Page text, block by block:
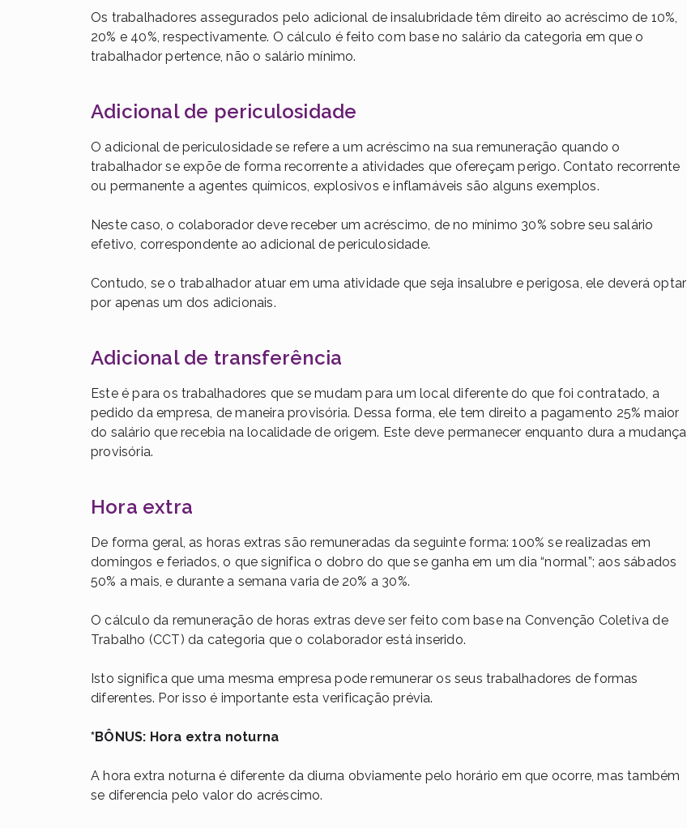
Os trabalhadores assegurados pelo adicional de insalubridade têm direito ao acréscimo de 10%,
20% e 40%, respectivamente. O cálculo é feito com base no salário da categoria em que o
trabalhador pertence, não o salário mínimo.
Adicional de periculosidade
O adicional de periculosidade se refere a um acréscimo na sua remuneração quando o
trabalhador se expõe de forma recorrente a atividades que ofereçam perigo. Contato recorrente
ou permanente a agentes químicos, explosivos e inflamáveis são alguns exemplos.
Neste caso, o colaborador deve receber um acréscimo, de no mínimo 30% sobre seu salário
efetivo, correspondente ao adicional de periculosidade.
Contudo, se o trabalhador atuar em uma atividade que seja insalubre e perigosa, ele deverá optar
por apenas um dos adicionais.
Adicional de transferência
Este é para os trabalhadores que se mudam para um local diferente do que foi contratado, a
pedido da empresa , de maneira provisória. Dessa forma, ele tem direito a pagamento 25% maior
do salário que recebia na localidade de origem. Este deve permanecer enquanto dura a mudança
provisória.
Hora extra
De forma geral, as horas extras são remuneradas da seguinte forma: 100% se realizadas em
domingos e feriados, o que significa o dobro do que se ganha em um dia “normal”; aos sábados
50% a mais, e durante a semana varia de 20% a 30%.
O cálculo da remuneração de horas extras deve ser feito com base na Convenção Coletiva de
Trabalho (CCT) da categoria que o colaborador está inserido.
Isto significa que uma mesma empresa pode remunerar os seus trabalhadores de formas
diferentes. Por isso é importante esta verificação prévia.
*BÔNUS: Hora extra noturna
A hora extra noturna é diferente da diurna obviamente pelo horário em que ocorre, mas também
se diferencia pelo valor do acréscimo.